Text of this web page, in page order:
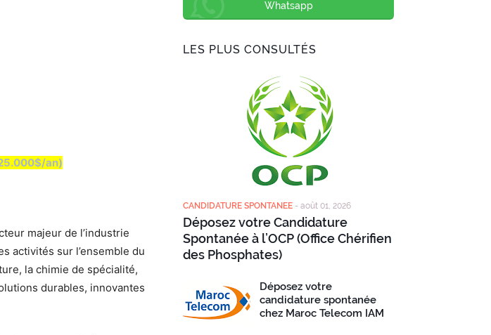
an)
majeur de l’industrie
activités sur l’ensemble du
la chimie de spécialité,
durables, innovantes
Whatsapp
LES PLUS CONSULTÉS
CANDIDATURE SPONTANEE - août 01, 2026
Déposez votre Candidature
Spontanée à l’OCP (Office Chérifien
des Phosphates)
Déposez votre
candidature spontanée
chez Maroc Telecom IAM